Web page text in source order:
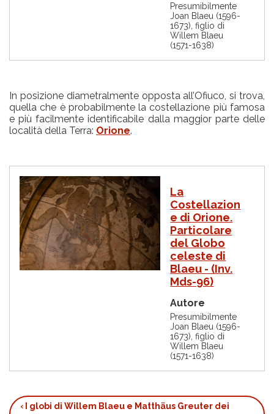
Presumibilmente
Joan Blaeu (1596-
1673), figlio di
Willem Blaeu
(1571-1638)
In posizione diametralmente opposta all’Ofiuco, si trova,
quella che è probabilmente la costellazione più famosa
e più facilmente identificabile dalla maggior parte delle
località della Terra: Orione.
I
m
m
a
g
i
n
e
La
Costellazion
e di Orione.
Particolare
del Globo
celeste di
Blaeu - (Inv.
Mds-96)
Autore
Presumibilmente
Joan Blaeu (1596-
1673), figlio di
Willem Blaeu
(1571-1638)
‹ I globi di Willem Blaeu e Matthäus Greuter dei